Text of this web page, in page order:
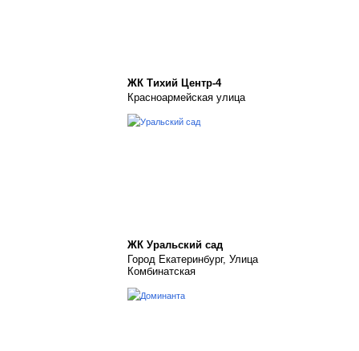
ЖК Тихий Центр-4
Красноармейская улица
ЖК Уральский сад
Город Екатеринбург, Улица
Комбинатская